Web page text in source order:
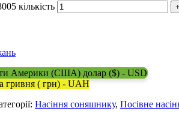
кількість
Америки (США) долар ($) - USD
гривня ( грн) - UAH
Насіння соняшнику, Посівне